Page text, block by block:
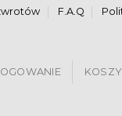
F.A.Q